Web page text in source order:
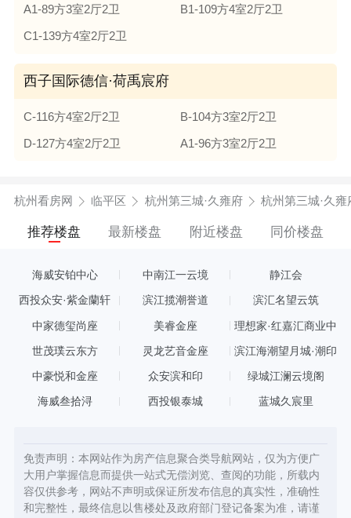
A1-89方3室2厅2卫
B1-109方4室2厅2卫
C1-139方4室2厅2卫
西子国际德信·荷禹宸府
C-116方4室2厅2卫
B-104方3室2厅2卫
D-127方4室2厅2卫
A1-96方3室2厅2卫
杭州看房网 临平区 杭州第三城·久雍府 杭州第三城·久雍
推荐楼盘 最新楼盘 附近楼盘 同价楼盘
海威安铂中心 中南江一云境 静江会
西投众安·紫金蘭轩 滨江揽潮誉道 滨汇名望云筑
中家德玺尚座 美睿金座
理想家·红嘉汇商业中
世茂璞云东方 灵龙艺音金座 滨江海潮望月城·潮印
中豪悦和金座 众安滨和印 绿城江澜云境阁
海威叁拾浔 西投银泰城 蓝城久宸里
免责声明：本网站作为房产信息聚合类导航网站，仅为方便广
大用户掌握信息而提供一站式无偿浏览、查阅的功能，所载内
容仅供参考，网站不声明或保证所发布信息的真实性，准确性
和完整性，最终信息以售楼处及政府部门登记备案为准，请谨